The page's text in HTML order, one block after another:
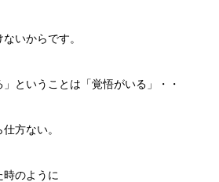
いからです。
ということは「覚悟がいる」・・
方ない。
時のように